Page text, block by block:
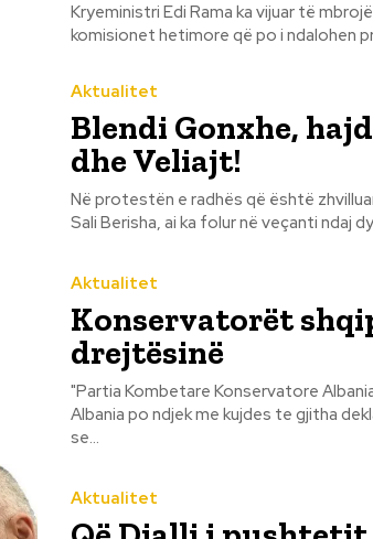
Kryeministri Edi Rama ka vijuar të
Aktualitet
Blendi Gonxhe,
dhe Veliajt!
Në protestën e radhës që është
Sali Berisha, ai ka folur në veçanti ndaj
Aktualitet
Konservatorët
drejtësinë
"Partia Kombetare Konservatore
Albania po ndjek me kujdes te gjitha
se...
Aktualitet